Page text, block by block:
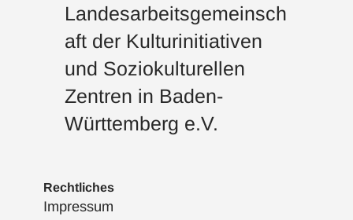
Landesarbeitsgemeinsch
aft der Kulturinitiativen
und Soziokulturellen
Zentren in Baden-
Württemberg e.V.
Rechtliches
Impressum